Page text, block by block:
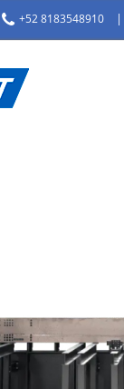
+52 8183548910 |